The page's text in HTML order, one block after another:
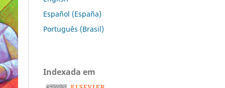
Español (España)
Português (Brasil)
Indexada em